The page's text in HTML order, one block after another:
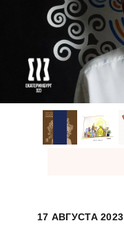
17 АВГУСТА 2023